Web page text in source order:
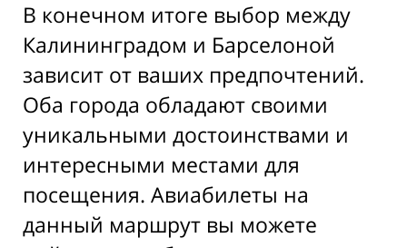
В конечном итоге выбор между
Калининградом и Барселоной
зависит от ваших предпочтений.
Оба города обладают своими
уникальными достоинствами и
интересными местами для
посещения. Авиабилеты на
данный маршрут вы можете